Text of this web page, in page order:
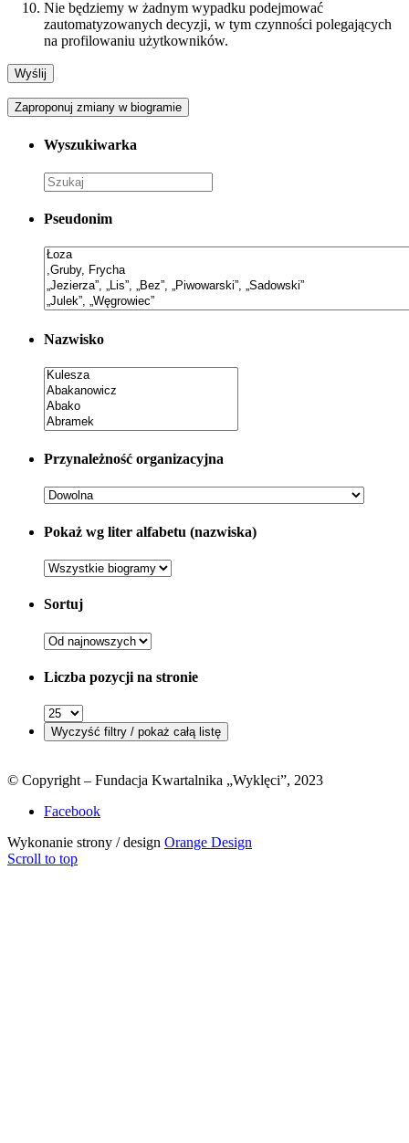
Nie będziemy w żadnym wypadku podejmować
zautomatyzowanych decyzji, w tym czynności polegających
na profilowaniu użytkowników.
Zaproponuj zmiany w biogramie
Wyszukiwarka
Pseudonim
Nazwisko
Przynależność organizacyjna
Pokaż wg liter alfabetu (nazwiska)
Sortuj
Liczba pozycji na stronie
© Copyright – Fundacja Kwartalnika „Wyklęci”, 2023
Facebook
Wykonanie strony / design Orange Design
Scroll to top